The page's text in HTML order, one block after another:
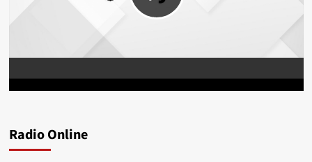
Radio Online